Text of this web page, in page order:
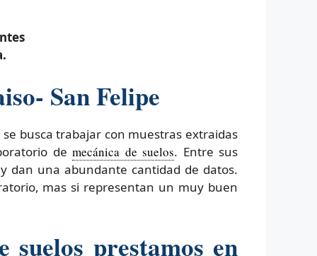
San Felipe
busca trabajar con muestras extraidas
demecánica de suelos. Entre sus
dan una abundante cantidad de datos.
mas si representan un muy buen
suelos prestamos en